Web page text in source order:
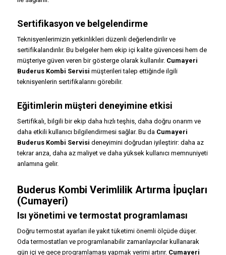
Sertifikasyon ve belgelendirme
Teknisyenlerimizin yetkinlikleri düzenli değerlendirilir ve
sertifikalandırılır. Bu belgeler hem ekip içi kalite güvencesi hem de
müşteriye güven veren bir gösterge olarak kullanılır. Cumayeri
Buderus Kombi Servisi müşterileri talep ettiğinde ilgili
teknisyenlerin sertifikalarını görebilir.
Eğitimlerin müşteri deneyimine etkisi
Sertifikalı, bilgili bir ekip daha hızlı teşhis, daha doğru onarım ve
daha etkili kullanıcı bilgilendirmesi sağlar. Bu da Cumayeri
Buderus Kombi Servisi deneyimini doğrudan iyileştirir: daha az
tekrar arıza, daha az maliyet ve daha yüksek kullanıcı memnuniyeti
anlamına gelir.
Buderus Kombi Verimlilik Artırma İpuçları
(Cumayeri)
Isı yönetimi ve termostat programlaması
Doğru termostat ayarları ile yakıt tüketimi önemli ölçüde düşer.
Oda termostatları ve programlanabilir zamanlayıcılar kullanarak
gün içi ve gece programlaması yapmak verimi artırır. Cumayeri